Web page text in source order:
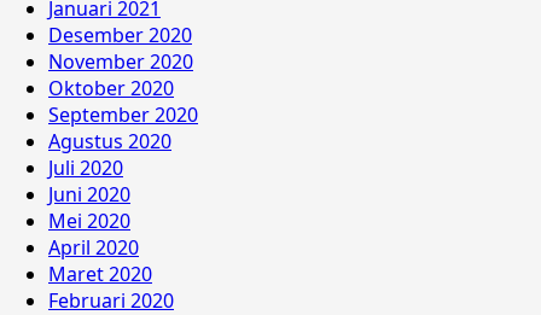
Januari 2021
Desember 2020
November 2020
Oktober 2020
September 2020
Agustus 2020
Juli 2020
Juni 2020
Mei 2020
April 2020
Maret 2020
Februari 2020